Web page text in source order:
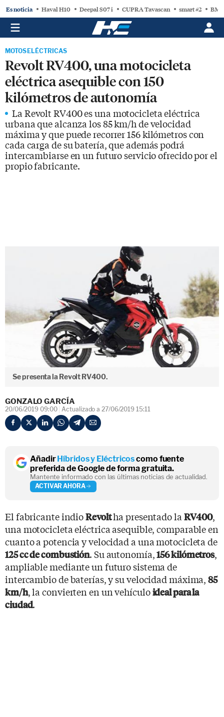
Es noticia Haval H10 Deepal S07 i CUPRA Tavascan smart #2
MOTOS ELÉCTRICAS
Revolt RV400, una motocicleta
eléctrica asequible con 150
kilómetros de autonomía
La Revolt RV400 es una motocicleta eléctrica
urbana que alcanza los 85 km/h de velocidad
máxima y que puede recorrer 156 kilómetros con
cada carga de su batería, que además podrá
intercambiarse en un futuro servicio ofrecido por el
propio fabricante.
Se presenta la Revolt RV400.
GONZALO GARCÍA
20/06/2019 09:00 Actualizado a 27/06/2019 15:11
AñadirHíbridos y Eléctricoscomo fuente
preferida de Google de forma gratuita.
Mantente informado con las últimas noticias de actualidad.
ACTIVAR AHORA
El fabricante indioRevoltha presentado la RV400,
una motocicleta eléctrica asequible, comparable en
cuanto a potencia y velocidad a una motocicleta de
125 cc de combustión. Su autonomía,156 kilómetros,
ampliable mediante un futuro sistema de
intercambio de baterías, y su velocidad máxima,85
km/h, la convierten en un vehículoideal para la
ciudad.